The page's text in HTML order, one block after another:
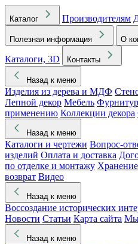
Каталог Производителям
Полезная информация О
Каталоги, 3D
Контакты
Назад к меню
Изделия из дерева и МДФ
Лепной декор Мебель
применению Коллекции декора
Назад к меню
Каталоги и чертежи Вопрос-
изделий Оплата и доставка
по отделке и монтажу
возврат Видео
Назад к меню
Воссоздание исторических
Новости Статьи Карта сайта
Назад к меню